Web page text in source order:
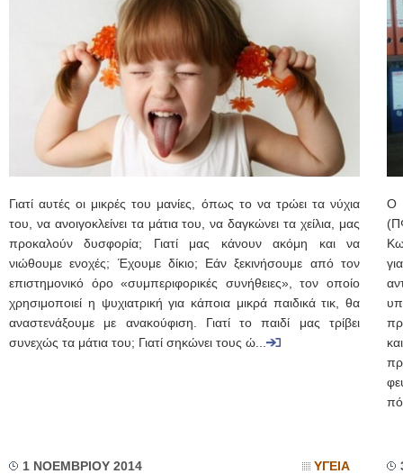
Γιατί αυτές οι μικρές του μανίες, όπως το να τρώει τα νύχια
του, να ανοιγοκλείνει τα μάτια του, να δαγκώνει τα χείλια, μας
προκαλούν δυσφορία; Γιατί μας κάνουν ακόμη και να
νιώθουμε ενοχές; Έχουμε δίκιο; Εάν ξεκινήσουμε από τον
επιστημονικό όρο «συμπεριφορικές συνήθειες», τον οποίο
χρησιμοποιεί η ψυχιατρική για κάποια μικρά παιδικά τικ, θα
αναστενάξουμε με ανακούφιση. Γιατί το παιδί μας τρίβει
συνεχώς τα μάτια του; Γιατί σηκώνει τους ώ...
Ο
1 ΝΟΕΜΒΡΙΟΥ 2014 ΥΓΕΙΑ